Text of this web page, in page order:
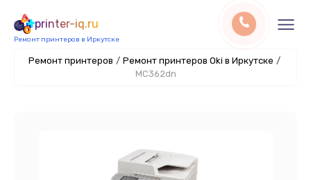
printer-iq.ru
Ремонт принтеров в Иркутске
Ремонт принтеров / Ремонт принтеров Oki в Иркутске /
MC362dn